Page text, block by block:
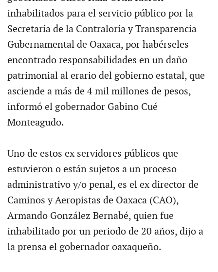
inhabilitados para el servicio público por la
Secretaría de la Contraloría y Transparencia
Gubernamental de Oaxaca, por habérseles
encontrado responsabilidades en un daño
patrimonial al erario del gobierno estatal, que
asciende a más de 4 mil millones de pesos,
informó el gobernador Gabino Cué
Monteagudo.
Uno de estos ex servidores públicos que
estuvieron o están sujetos a un proceso
administrativo y/o penal, es el ex director de
Caminos y Aeropistas de Oaxaca (CAO),
Armando González Bernabé, quien fue
inhabilitado por un periodo de 20 años, dijo a
la prensa el gobernador oaxaqueño.